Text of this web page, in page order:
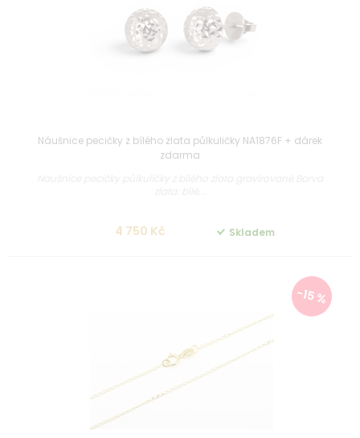
Náušnice pecičky z bílého zlata půlkuličky NA1876F + dárek
zdarma
4 750 Kč Skladem
-15 %